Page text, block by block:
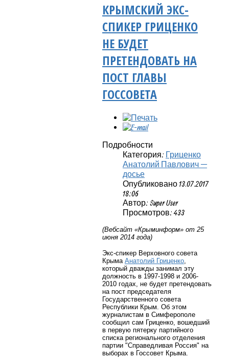
КРЫМСКИЙ ЭКС-
СПИКЕР ГРИЦЕНКО
НЕ БУДЕТ
ПРЕТЕНДОВАТЬ НА
ПОСТ ГЛАВЫ
ГОССОВЕТА
Подробности
Категория: Гриценко
Анатолий Павлович —
досье
Опубликовано 13.07.2017
18:06
Автор: Super User
Просмотров: 433
(Вебсайт «Крыминформ» от 25
июня 2014 года)
Экс-спикер Верховного совета
Крыма Анатолий Гриценко
который дважды занимал эту
должность в 1997-1998 и 2006-
2010 годах, не будет претендовать
на пост председателя
Государственного совета
Республики Крым. Об этом
журналистам в Симферополе
сообщил сам Гриценко, вошедший
в первую пятерку партийного
списка регионального отделения
партии "Справедливая Россия" на
выборах в Госсовет Крыма.